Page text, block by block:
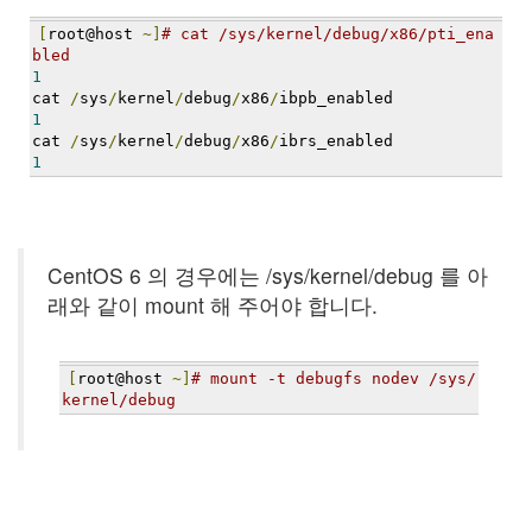
root@host ~] # cat /sys/kernel/debug/x86/pti_ena
bled
1
cat /sys/ kernel/debug/x86/ibpb_enabled
1
cat /sys/ kernel/debug/x86/ibrs_enabled
1
CentOS 6 의 경우에는 /sys/kernel/debug 를 아
래와 같이 mount 해 주어야 합니다.
root@host ~] # mount -t debugfs nodev /sys/
kernel/debug
절
30
군
이
11
둘